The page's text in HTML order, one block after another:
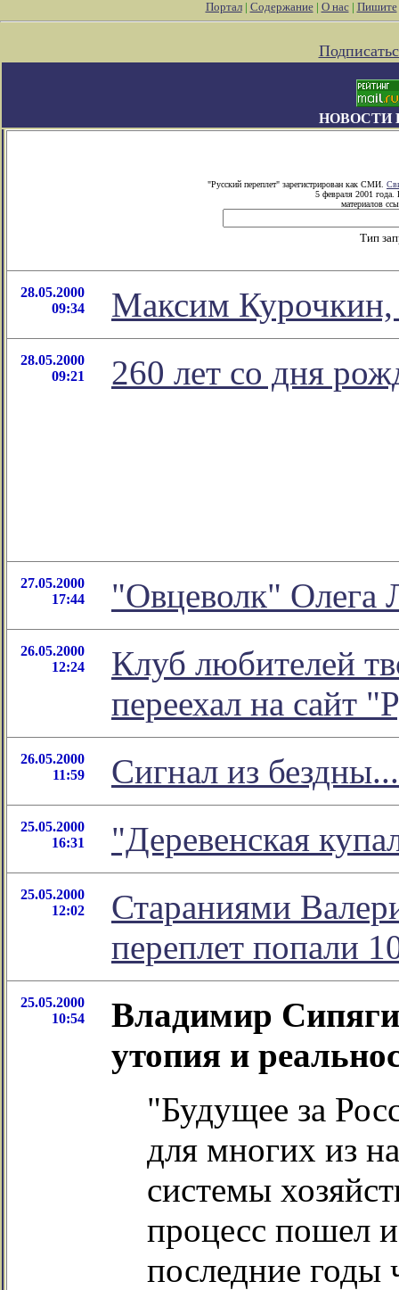
Портал| Содержание| О нас| Пишите
НОВОСТИ
"Русский переплет" зарегистрирован как СМИ.
5 февраля 2001 года.
материалов
Тип
28.05.2000
09:34
Максим
28.05.2000
09:21
260 лет со дня
27.05.2000
17:44
"Овцеволк" Олега
26.05.2000
12:24
Клуб любителей
переехал на сайт
26.05.2000
11:59
Сигнал из бездны...
25.05.2000
16:31
"Деревенская
25.05.2000
12:02
Стараниями
переплет попали
25.05.2000
10:54
Владимир
утопия и
"Будущее за
для многих из
системы
процесс пошел
последние